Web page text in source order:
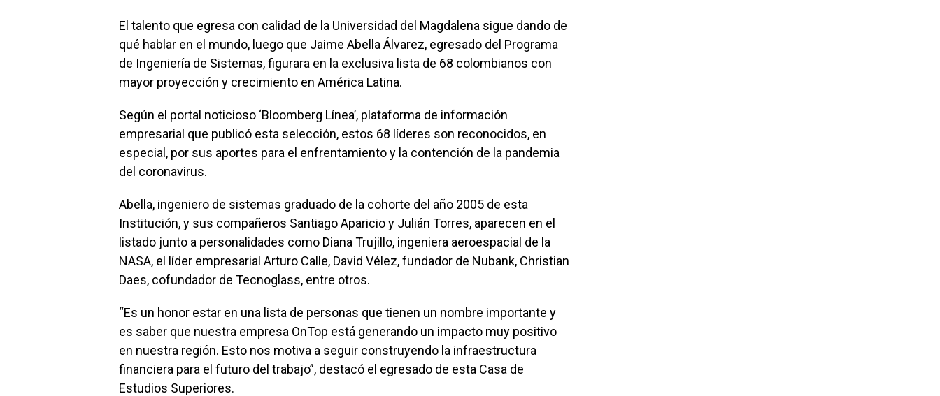
El talento que egresa con calidad de la Universidad del Magdalena sigue dando de
qué hablar en el mundo, luego que Jaime Abella Álvarez, egresado del Programa
de Ingeniería de Sistemas, figurara en la exclusiva lista de 68 colombianos con
mayor proyección y crecimiento en América Latina.
Según el portal noticioso ‘Bloomberg Línea’, plataforma de información
empresarial que publicó esta selección, estos 68 líderes son reconocidos, en
especial, por sus aportes para el enfrentamiento y la contención de la pandemia
del coronavirus.
Abella, ingeniero de sistemas graduado de la cohorte del año 2005 de esta
Institución, y sus compañeros Santiago Aparicio y Julián Torres, aparecen en el
listado junto a personalidades como Diana Trujillo, ingeniera aeroespacial de la
NASA, el líder empresarial Arturo Calle, David Vélez, fundador de Nubank, Christian
Daes, cofundador de Tecnoglass, entre otros.
“Es un honor estar en una lista de personas que tienen un nombre importante y
es saber que nuestra empresa OnTop está generando un impacto muy positivo
en nuestra región. Esto nos motiva a seguir construyendo la infraestructura
financiera para el futuro del trabajo”, destacó el egresado de esta Casa de
Estudios Superiores.